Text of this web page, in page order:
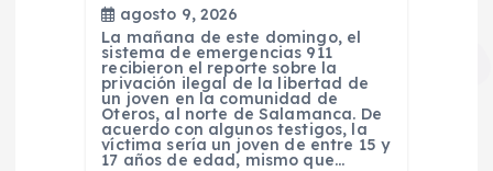
agosto 9, 2026
La mañana de este domingo, el
sistema de emergencias 911
recibieron el reporte sobre la
privación ilegal de la libertad de
un joven en la comunidad de
Oteros, al norte de Salamanca. De
acuerdo con algunos testigos, la
víctima sería un joven de entre 15 y
17 años de edad, mismo que…